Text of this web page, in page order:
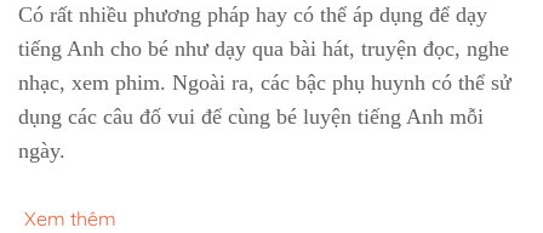
Có rất nhiều phương pháp hay có thể áp dụng để dạy
tiếng Anh cho bé như dạy qua bài hát, truyện đọc, nghe
nhạc, xem phim. Ngoài ra, các bậc phụ huynh có thể sử
dụng các câu đố vui để cùng bé luyện tiếng Anh mỗi
ngày.
Xem thêm